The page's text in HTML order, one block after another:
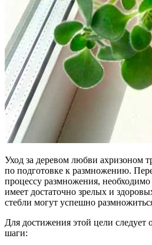
Уход за деревом любви ахризоном
по подготовке к размножению.
процессу размножения, необходимо
имеет достаточно зрелых и
стебли могут успешно
Для достижения этой цели следует
шаги: